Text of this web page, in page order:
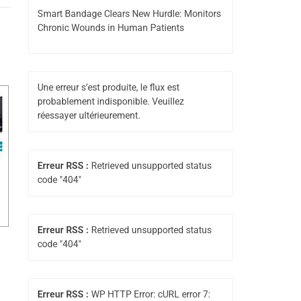
Smart Bandage Clears New Hurdle: Monitors
Chronic Wounds in Human Patients
Une erreur s’est produite, le flux est
probablement indisponible. Veuillez
réessayer ultérieurement.
Erreur RSS : Retrieved unsupported status
code "404"
Erreur RSS : Retrieved unsupported status
code "404"
Erreur RSS : WP HTTP Error: cURL error 7: